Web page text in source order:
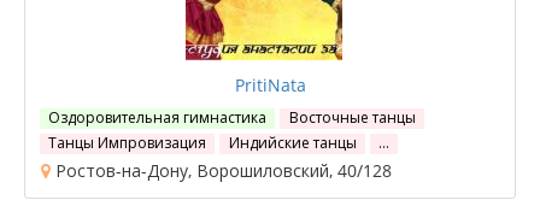
PritiNata
Оздоровительная гимнастика
Восточные танцы
Танцы Импровизация
Индийские танцы …
Ростов-на-Дону, Ворошиловский, 40/128